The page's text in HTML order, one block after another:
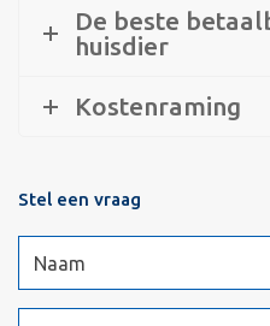
De beste
huisdier
Kostenraming
Stel een vraag